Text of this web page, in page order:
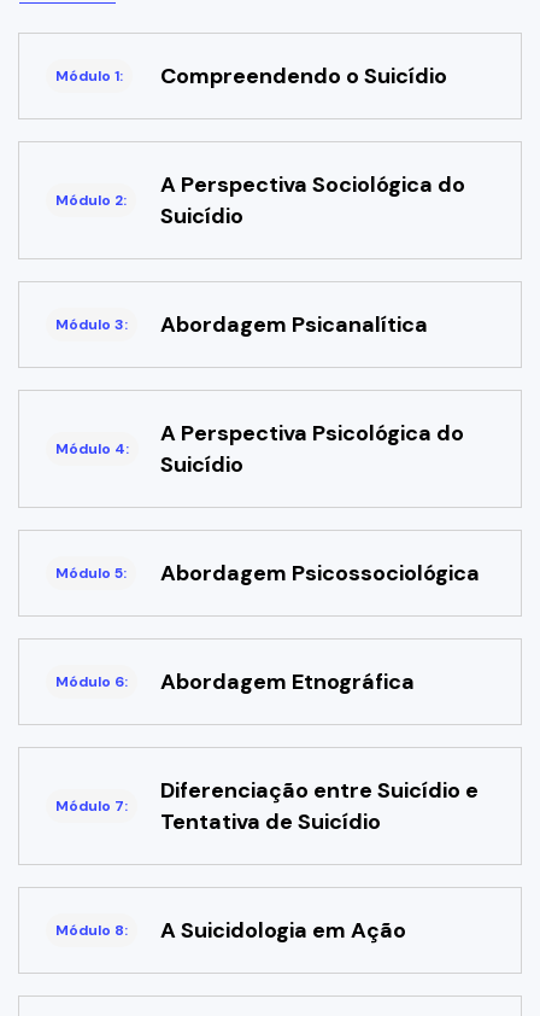
Módulo 1: Compreendendo o Suicídio
Módulo 2:
A Perspectiva Sociológica do
Suicídio
Módulo 3: Abordagem Psicanalítica
Módulo 4:
A Perspectiva Psicológica do
Suicídio
Módulo 5: Abordagem Psicossociológica
Módulo 6: Abordagem Etnográfica
Módulo 7:
Diferenciação entre Suicídio e
Tentativa de Suicídio
Módulo 8: A Suicidologia em Ação